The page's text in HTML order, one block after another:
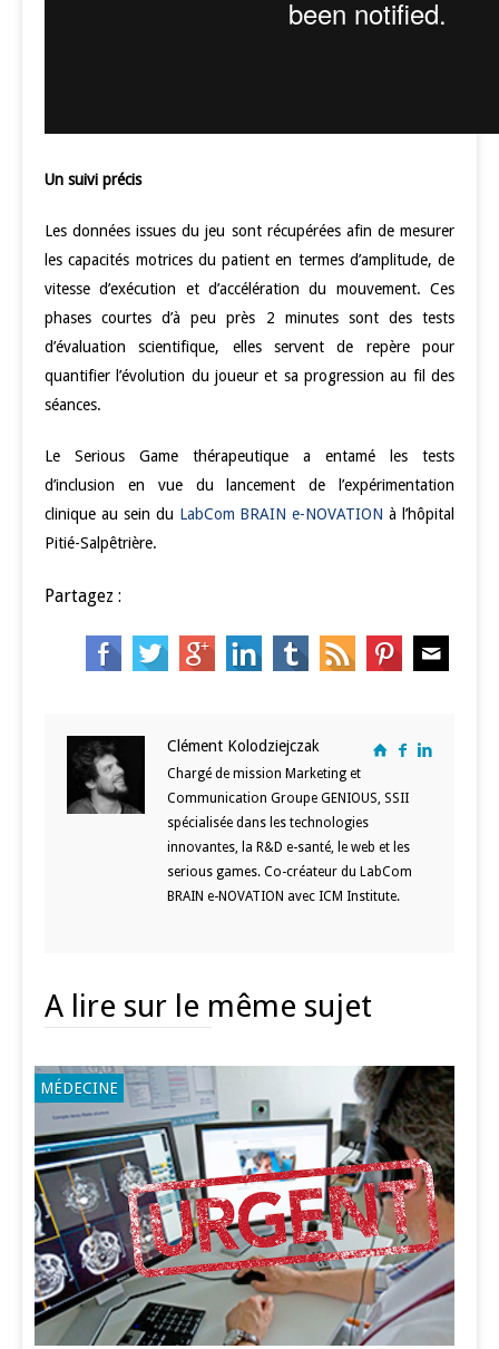
Un suivi précis
Les données issues du jeu sont récupérées afin de mesurer
les capacités motrices du patient en termes d’amplitude, de
vitesse d’exécution et d’accélération du mouvement. Ces
phases courtes d’à peu près 2 minutes sont des tests
d’évaluation scientifique, elles servent de repère pour
quantifier l’évolution du joueur et sa progression au fil des
séances.
Le Serious Game thérapeutique a entamé les tests
d’inclusion en vue du lancement de l’expérimentation
clinique au sein du LabCom BRAIN e-NOVATION à l’hôpital
Pitié-Salpêtrière.
Partagez :
Clément Kolodziejczak
Chargé de mission Marketing et
Communication Groupe GENIOUS, SSII
spécialisée dans les technologies
innovantes, la R&D e-santé, le web et les
serious games. Co-créateur du LabCom
BRAIN e-NOVATION avec ICM Institute.
A lire sur le même sujet
MÉDECINE